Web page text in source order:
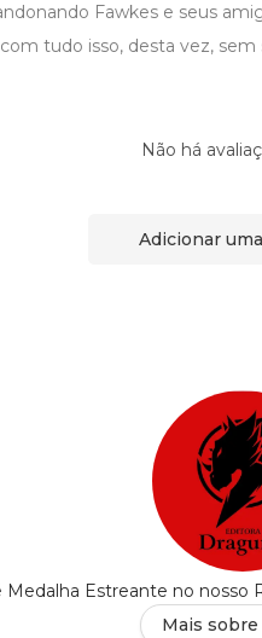
Fawkes e seus
tudo isso, desta vez, sem
Não há
Adicionar
Medalha Estreante no nosso
Mais